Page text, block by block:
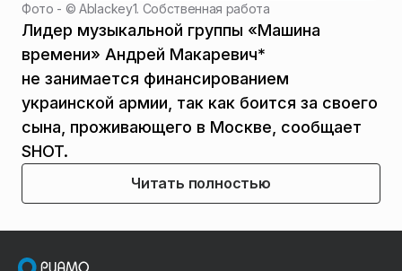
Фото - ©Ablackey1. Собственная работа
Лидер музыкальной группы «Машина
времени» Андрей Макаревич*
не занимается финансированием
украинской армии, так как боится за своего
сына, проживающего в Москве, сообщает
SHOT.
Читать полностью